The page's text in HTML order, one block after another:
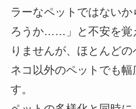
ラーなペットではない
ろうか……」と不安を覚
りませんが、ほとんど
ネコ以外のペットでも幅
す。